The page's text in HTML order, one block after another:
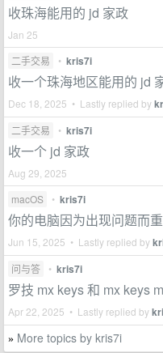
收珠海能用的 jd 家政
Jan 25
二手交易
• kris7i
收一个珠海地区能用的 jd
Dec 18, 2025 • Lastly replied by
二手交易 • kris7i
收一个 jd 家政
Aug 29, 2025
macOS
• kris7i
你的电脑因为出现问题而
Jun 15, 2025 • Lastly replied by
问与答 • kris7i
罗技 mx keys 和 mx keys
Apr 22, 2025 • Lastly replied by
» More topics by kris7i